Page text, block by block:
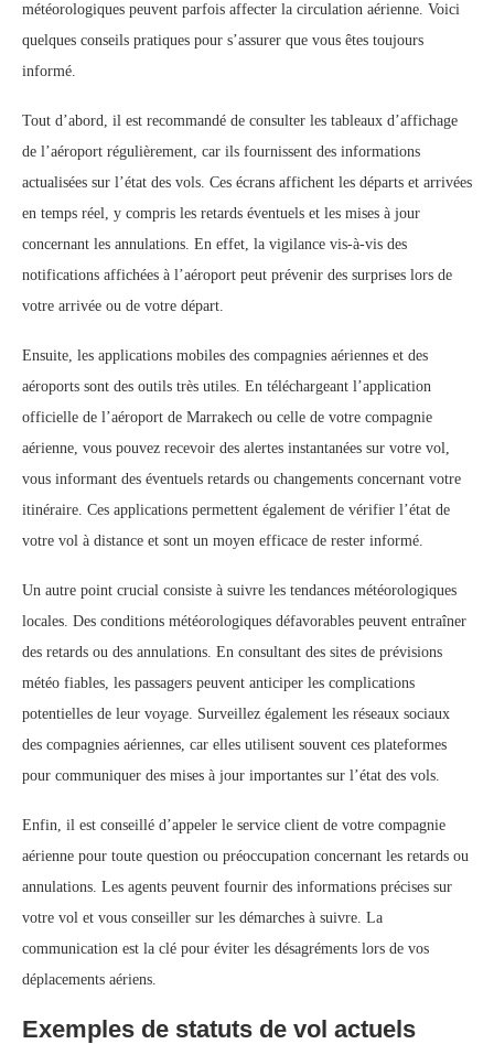
météorologiques peuvent parfois affecter la circulation aérienne. Voici
quelques conseils pratiques pour s’assurer que vous êtes toujours
informé.
Tout d’abord, il est recommandé de consulter les tableaux d’affichage
de l’aéroport régulièrement, car ils fournissent des informations
actualisées sur l’état des vols. Ces écrans affichent les départs et arrivées
en temps réel, y compris les retards éventuels et les mises à jour
concernant les annulations. En effet, la vigilance vis-à-vis des
notifications affichées à l’aéroport peut prévenir des surprises lors de
votre arrivée ou de votre départ.
Ensuite, les applications mobiles des compagnies aériennes et des
aéroports sont des outils très utiles. En téléchargeant l’application
officielle de l’aéroport de Marrakech ou celle de votre compagnie
aérienne, vous pouvez recevoir des alertes instantanées sur votre vol,
vous informant des éventuels retards ou changements concernant votre
itinéraire. Ces applications permettent également de vérifier l’état de
votre vol à distance et sont un moyen efficace de rester informé.
Un autre point crucial consiste à suivre les tendances météorologiques
locales. Des conditions météorologiques défavorables peuvent entraîner
des retards ou des annulations. En consultant des sites de prévisions
météo fiables, les passagers peuvent anticiper les complications
potentielles de leur voyage. Surveillez également les réseaux sociaux
des compagnies aériennes, car elles utilisent souvent ces plateformes
pour communiquer des mises à jour importantes sur l’état des vols.
Enfin, il est conseillé d’appeler le service client de votre compagnie
aérienne pour toute question ou préoccupation concernant les retards ou
annulations. Les agents peuvent fournir des informations précises sur
votre vol et vous conseiller sur les démarches à suivre. La
communication est la clé pour éviter les désagréments lors de vos
déplacements aériens.
Exemples de statuts de vol actuels